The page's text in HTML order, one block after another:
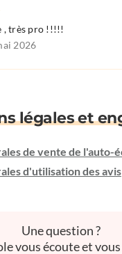
, très pro !!!!!
2026
légales et
de vente de l'auto-
d'utilisation des avis
Une question ?
vous écoute et